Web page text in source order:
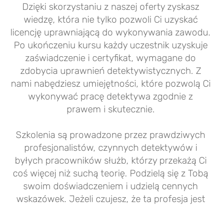
Dzięki skorzystaniu z naszej oferty zyskasz
wiedzę, która nie tylko pozwoli Ci uzyskać
licencję uprawniającą do wykonywania zawodu.
Po ukończeniu kursu każdy uczestnik uzyskuje
zaświadczenie i certyfikat, wymagane do
zdobycia uprawnień detektywistycznych. Z
nami nabędziesz umiejętności, które pozwolą Ci
wykonywać pracę detektywa zgodnie z
prawem i skutecznie.
Szkolenia są prowadzone przez prawdziwych
profesjonalistów, czynnych detektywów i
byłych pracowników służb, którzy przekażą Ci
coś więcej niż suchą teorię. Podzielą się z Tobą
swoim doświadczeniem i udzielą cennych
wskazówek. Jeżeli czujesz, że ta profesja jest